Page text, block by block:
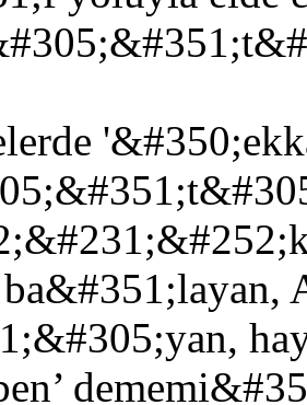
ba&#351;layan,